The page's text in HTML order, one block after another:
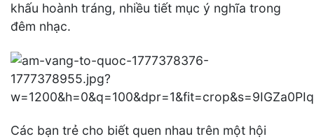
khấu hoành tráng, nhiều tiết mục ý nghĩa trong
đêm nhạc.
Các bạn trẻ cho biết quen nhau trên một hội